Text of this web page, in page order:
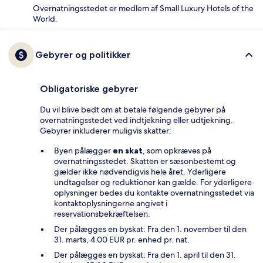
Overnatningsstedet er medlem af Small Luxury Hotels of the
World.
Gebyrer og politikker
Obligatoriske gebyrer
Du vil blive bedt om at betale følgende gebyrer på
overnatningsstedet ved indtjekning eller udtjekning.
Gebyrer inkluderer muligvis skatter:
Byen pålægger en skat, som opkræves på
overnatningsstedet. Skatten er sæsonbestemt og
gælder ikke nødvendigvis hele året. Yderligere
undtagelser og reduktioner kan gælde. For yderligere
oplysninger bedes du kontakte overnatningsstedet via
kontaktoplysningerne angivet i
reservationsbekræftelsen.
Der pålægges en byskat: Fra den 1. november til den
31. marts, 4.00 EUR pr. enhed pr. nat.
Der pålægges en byskat: Fra den 1. april til den 31.